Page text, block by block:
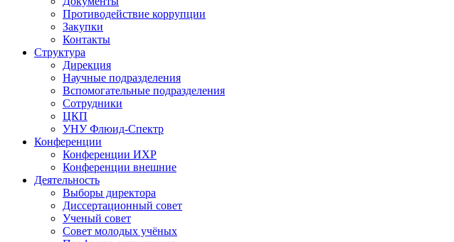
Противодействие коррупции
Закупки
Контакты
Структура
Дирекция
Научные подразделения
Вспомогательные подразделения
Сотрудники
ЦКП
УНУ Флюид-Спектр
Конференции
Конференции ИХР
Конференции внешние
Деятельность
Выборы директора
Диссертационный совет
Ученый совет
Совет молодых учёных